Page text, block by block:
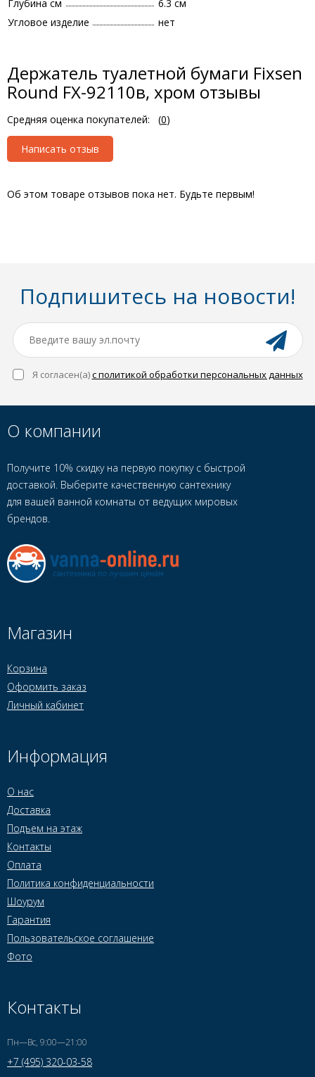
Глубина см
6.3 см
Угловое изделие
нет
Держатель туалетной бумаги Fixsen
Round FX-92110в, хром отзывы
Средняя оценка покупателей: (0)
Написать отзыв
Об этом товаре отзывов пока нет. Будьте первым!
Подпишитесь на новости!
Я согласен(a)с политикой обработки персональных данных
О компании
Получите 10% скидку на первую покупку с быстрой
доставкой. Выберите качественную сантехнику
для вашей ванной комнаты от ведущих мировых
брендов.
Магазин
Корзина
Оформить заказ
Личный кабинет
Информация
О нас
Доставка
Подъем на этаж
Контакты
Оплата
Политика конфиденциальности
Шоурум
Гарантия
Пользовательское соглашение
Фото
Контакты
Пн—Вс, 9:00—21:00
+7 (495) 320-03-58